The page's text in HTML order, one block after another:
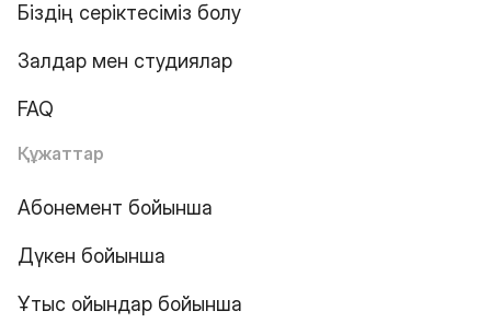
Біздің серіктесіміз болу
Залдар мен студиялар
FAQ
Құжаттар
Абонемент бойынша
Дүкен бойынша
Ұтыс ойындар бойынша